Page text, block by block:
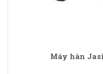
Máy hàn